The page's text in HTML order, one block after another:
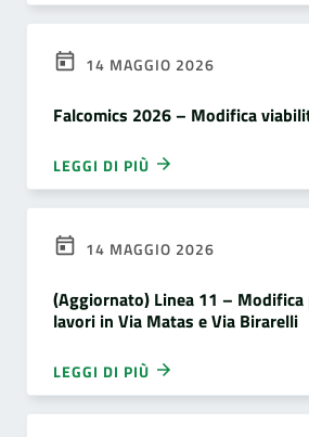
14 MAGGIO 2026
Falcomics 2026 – Modifica
LEGGI DI PIÙ
14 MAGGIO 2026
(Aggiornato) Linea 11 –
lavori in Via Matas e Via Birarelli
LEGGI DI PIÙ